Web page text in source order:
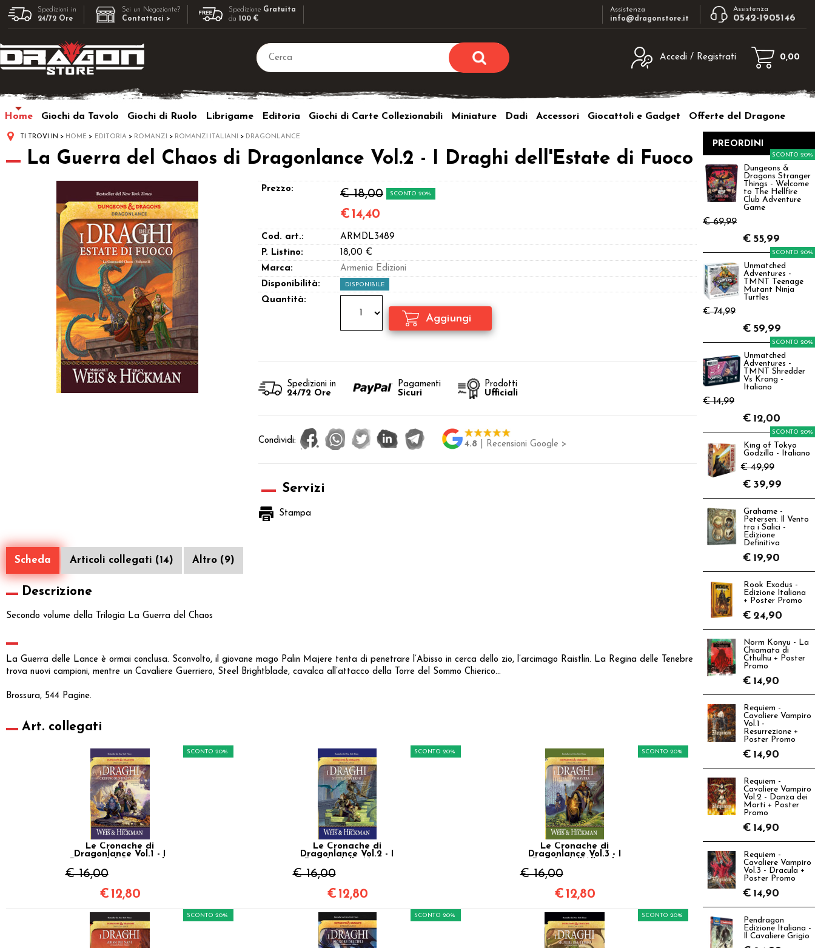
Spedizioni in
24/72 Ore
Sei un Negoziante?
Contattaci >
Spedizione Gratuita
da100 €
Assistenza
info@dragonstore.it
Assistenza
0542-1905146
Accedi / Registrati
utente e la password e poi clicca sul
Nome utente:
Password:
sito clicca sul pulsante "Registrati"
0,00
Home Giochi da Tavolo Giochi di Ruolo Librigame Editoria Giochi di Carte Collezionabili Miniature Dadi Accessori Giocattoli e Gadget Offerte del Dragone
TI TROVI IN HOME EDITORIA ROMANZI ROMANZI ITALIANI DRAGONLANCE
La Guerra del Chaos di Dragonlance Vol.2 - I Draghi dell'Estate di Fuoco
Prezzo: € 18,00 SCONTO 20%
€ 14,40
Cod. art.:
ARMDL3489
P. Listino:
18,00 €
Marca:
Armenia Edizioni
Disponibilità:
DISPONIBILE
Quantità:
Spedizioni in
24/72 Ore
Pagamenti
Sicuri
Prodotti
Ufficiali
Condividi: 4.8 | Recensioni Google >
Servizi
Stampa
Scheda Articoli collegati (14) Altro (9)
Descrizione
Secondo volume della Trilogia La Guerra del Chaos
La Guerra delle Lance è ormai conclusa. Sconvolto, il giovane mago Palin Majere tenta di penetrare l’Abisso in cerca dello zio, l’arcimago Raistlin. La Regina delle Tenebre
trova nuovi campioni, mentre un Cavaliere Guerriero, Steel Brightblade, cavalca all’attacco della Torre del Sommo Chierico...
Brossura, 544 Pagine.
Art. collegati
Le Cronache di
Dragonlance Vol.1 - I
d'Autunno
€ 16,00
SCONTO 20%
€ 12,80
Le Cronache di
Dragonlance Vol.2 - I
d'Inverno
€ 16,00
SCONTO 20%
€ 12,80
Le Cronache di
Dragonlance Vol.3 - I
Primavera
€ 16,00
SCONTO 20%
€ 12,80
SCONTO 20% SCONTO 20% SCONTO 20%
PREORDINI
Dungeons &
Dragons Stranger
Things - Welcome
to The Hellfire
Club Adventure
Game
€ 69,99
SCONTO 20%
€ 55,99
Unmatched
Adventures -
TMNT Teenage
Mutant Ninja
Turtles
€ 74,99
SCONTO 20%
€ 59,99
Unmatched
Adventures -
TMNT Shredder
Vs Krang -
Italiano
€ 14,99
SCONTO 20%
€ 12,00
King of Tokyo
Godzilla - Italiano
€ 49,99
SCONTO 20%
€ 39,99
Grahame -
Petersen: Il Vento
tra i Salici -
Edizione
Definitiva
€ 19,90
Rook Exodus -
Edizione Italiana
+ Poster Promo
€ 24,90
Norm Konyu - La
Chiamata di
Cthulhu + Poster
Promo
€ 14,90
Requiem -
Cavaliere Vampiro
Vol.1 -
Resurrezione +
Poster Promo
€ 14,90
Requiem -
Cavaliere Vampiro
Vol.2 - Danza dei
Morti + Poster
Promo
€ 14,90
Requiem -
Cavaliere Vampiro
Vol.3 - Dracula +
Poster Promo
€ 14,90
Pendragon
Edizione Italiana -
Il Cavaliere Grigio